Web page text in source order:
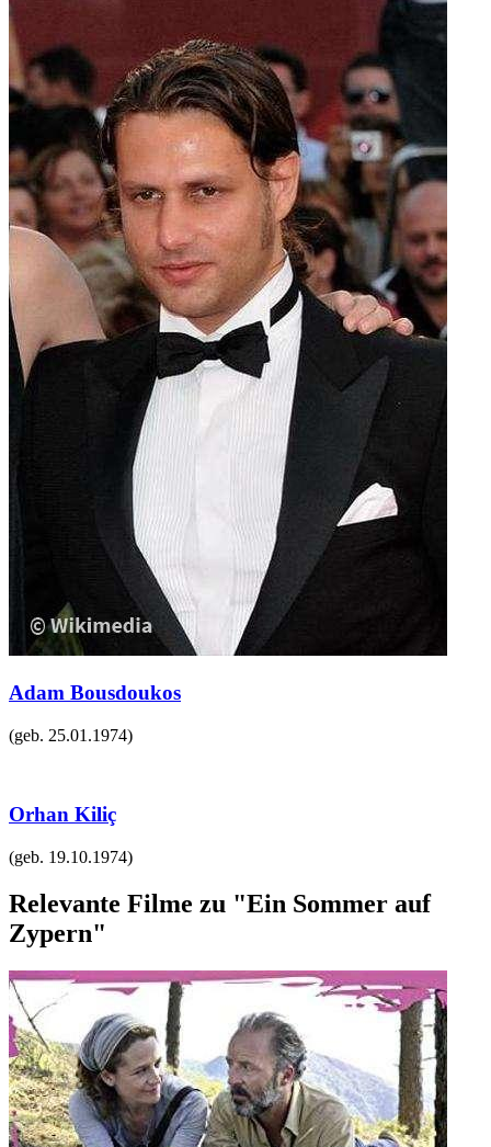
Adam Bousdoukos
(geb. 25.01.1974)
Orhan Kiliç
(geb. 19.10.1974)
Relevante Filme zu "Ein Sommer auf
Zypern"